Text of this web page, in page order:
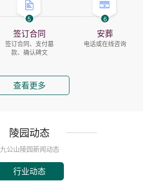
5
签订合同
签订合同、支付墓
款、确认碑文
6
安葬
电话或在线咨询
查看更多
陵园动态
九公山陵园新闻动态
行业动态